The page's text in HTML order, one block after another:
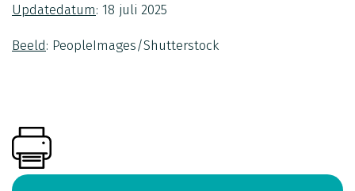
Updatedatum: 18 juli 2025
Beeld: PeopleImages/Shutterstock